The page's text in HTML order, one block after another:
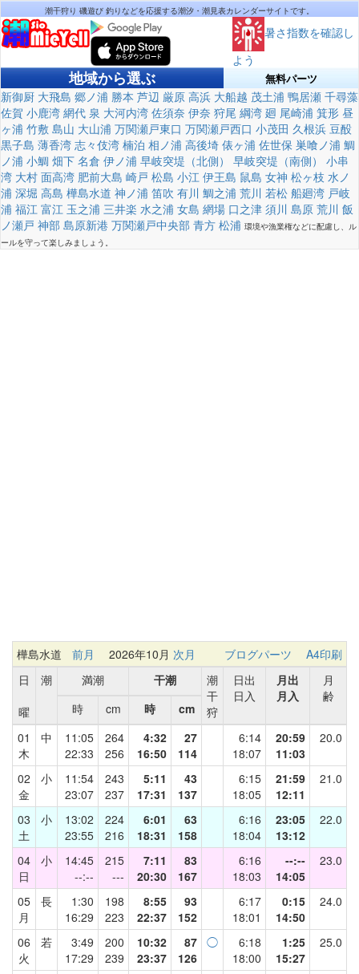
潮干狩り 磯遊び 釣りなどを応援する潮汐・潮見表カレンダーサイトです。
暑さ指数を確認し
よう
地域から選ぶ 無料パーツ
新御厨 大飛島 郷ノ浦 勝本 芦辺 厳原 高浜 大船越 茂土浦 鴨居瀬 千尋藻
佐賀 小鹿湾 網代 泉 大河内湾 佐須奈 伊奈 狩尾 綱湾 廻 尾崎浦 箕形 昼
ヶ浦 竹敷 島山 大山浦 万関瀬戸東口 万関瀬戸西口 小茂田 久根浜 豆酘
黒子島 薄香湾 志々伎湾 楠泊 相ノ浦 高後埼 俵ヶ浦 佐世保 巣喰ノ浦 鯛
ノ浦 小鯛 畑下 名倉 伊ノ浦 早岐突堤（北側） 早岐突堤（南側）
小串
湾 大村 面高湾 肥前大島 崎戸 松島 小江 伊王島 鼠島 女神 松ヶ枝 水ノ
浦 深堀 高島 樺島水道 神ノ浦 笛吹 有川 鯛之浦 荒川 若松 船廻湾 戸岐
浦 福江 富江 玉之浦 三井楽 水之浦 女島 網場 口之津 須川 島原 荒川 飯
ノ瀬戸 神部 島原新港 万関瀬戸中央部 青方 松浦 環境や漁業権などに配慮し、ル
ールを守って楽しみましょう。
樺島水道 前月 2026年10月 次月 ブログパーツ
A4印刷
日
曜
潮 満潮 干潮
潮
干
狩
日出
日入
月出
月入
月
齢
時
cm 時
cm
01
木
中
11:05
22:33
264
256
4:32
16:50
27
114
6:14
18:07
20:59
11:03
20.0
02
金
小
11:54
23:07
243
237
5:11
17:31
43
137
6:15
18:05
21:59
12:11
21.0
03
土
小
13:02
23:55
224
216
6:01
18:31
63
158
6:16
18:04
23:05
13:12
22.0
04
日
小
14:45
--:--
215
---
7:11
20:30
83
167
6:16
18:03
--:--
14:05
23.0
05
月
長
1:30
16:29
198
223
8:55
22:37
93
152
6:17
18:01
0:15
14:50
24.0
06
火
若
3:49
17:29
200
239
10:32
23:37
87
126
◯
6:18
18:00
1:25
15:27
25.0